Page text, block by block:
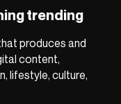
trending
produces and
content,
lifestyle, culture,